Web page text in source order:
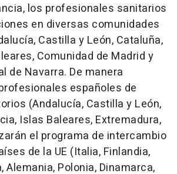
los profesionales sanitarios
en diversas comunidades
Castilla y León, Cataluña,
Comunidad de Madrid y
de Navarra. De manera
españoles de
(Andalucía, Castilla y León,
Islas Baleares, Extremadura,
el programa de intercambio
de la UE (Italia, Finlandia,
Alemania, Polonia, Dinamarca,